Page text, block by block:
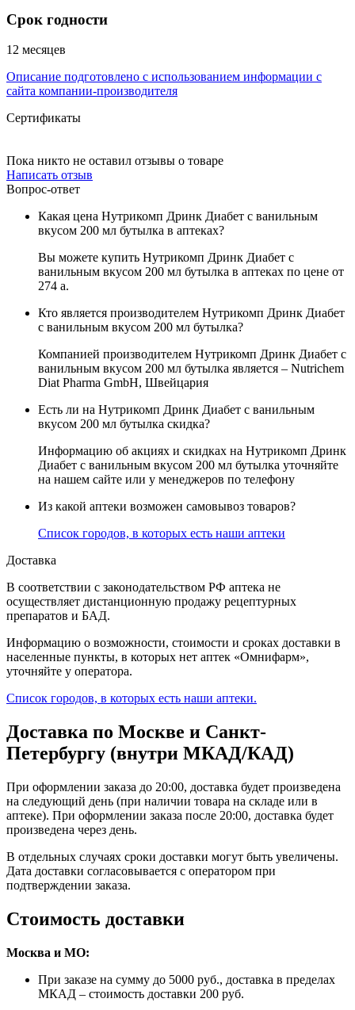
Срок годности
12 месяцев
Описание подготовлено с использованием информации с
сайта компании-производителя
Сертификаты
Пока никто не оставил отзывы о товаре
Написать отзыв
Вопрос-ответ
Какая цена Нутрикомп Дринк Диабет с ванильным
вкусом 200 мл бутылка в аптеках?
Вы можете купить Нутрикомп Дринк Диабет с
ванильным вкусом 200 мл бутылка в аптеках по цене от
274 a.
Кто является производителем Нутрикомп Дринк Диабет
с ванильным вкусом 200 мл бутылка?
Компанией производителем Нутрикомп Дринк Диабет с
ванильным вкусом 200 мл бутылка является – Nutrichem
Diat Pharma GmbH, Швейцария
Есть ли на Нутрикомп Дринк Диабет с ванильным
вкусом 200 мл бутылка скидка?
Информацию об акциях и скидках на Нутрикомп Дринк
Диабет с ванильным вкусом 200 мл бутылка уточняйте
на нашем сайте или у менеджеров по телефону
Из какой аптеки возможен самовывоз товаров?
Список городов, в которых есть наши аптеки
Доставка
В соответствии с законодательством РФ аптека не
осуществляет дистанционную продажу рецептурных
препаратов и БАД.
Информацию о возможности, стоимости и сроках доставки в
населенные пункты, в которых нет аптек «Омнифарм»,
уточняйте у оператора.
Список городов, в которых есть наши аптеки.
Доставка по Москве и Санкт-
Петербургу (внутри МКАД/КАД)
При оформлении заказа до 20:00, доставка будет произведена
на следующий день (при наличии товара на складе или в
аптеке). При оформлении заказа после 20:00, доставка будет
произведена через день.
В отдельных случаях сроки доставки могут быть увеличены.
Дата доставки согласовывается с оператором при
подтверждении заказа.
Стоимость доставки
Москва и МО:
При заказе на сумму до 5000 руб., доставка в пределах
МКАД – стоимость доставки 200 руб.